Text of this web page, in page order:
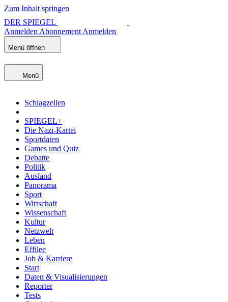
Zum Inhalt springen
DER SPIEGEL
Anmelden Abonnement Anmelden
Menü öffnen
Menü
Schlagzeilen
SPIEGEL+
Die Nazi-Kartei
Sportdaten
Games und Quiz
Debatte
Politik
Ausland
Panorama
Sport
Wirtschaft
Wissenschaft
Kultur
Netzwelt
Leben
Effilee
Job & Karriere
Start
Daten & Visualisierungen
Reporter
Tests